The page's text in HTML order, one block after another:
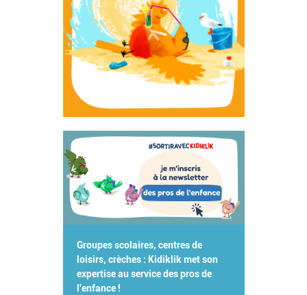
Groupes scolaires, centres de
loisirs, crèches : Kidiklik met son
expertise au service des pros de
l'enfance !